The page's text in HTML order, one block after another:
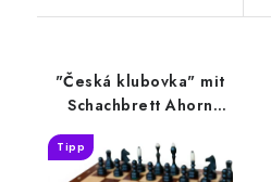
"Česká klubovka" mit
Schachbrett Ahorn
Tipp